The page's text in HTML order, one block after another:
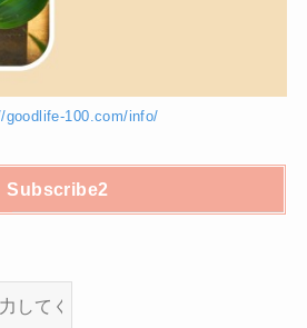
goodlife-100.com/info/
Subscribe2